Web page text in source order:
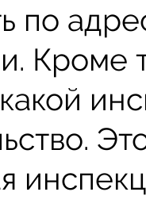
по
Кроме